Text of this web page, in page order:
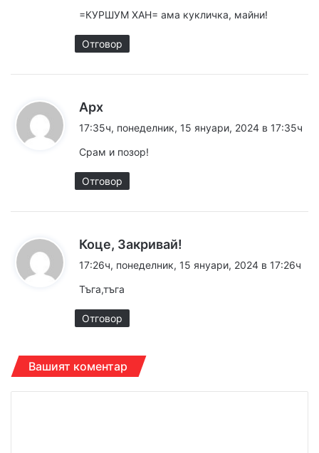
=КУРШУМ ХАН= ама кукличка, майни!
Отговор
Арх
а
а
:
17:35ч, понеделник, 15 януари, 2024 в 17:35ч
Срам и позор!
Отговор
Коце, Закривай!
а
17:26ч, понеделник, 15 януари, 2024 в 17:26ч
Тъга,тъга
Отговор
Вашият коментар